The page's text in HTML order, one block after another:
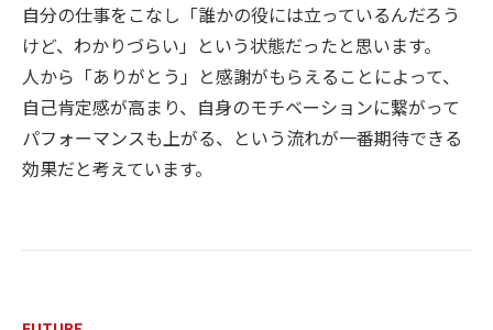
自分の仕事をこなし「誰かの役には立っているんだろう
けど、わかりづらい」という状態だったと思います。
人から「ありがとう」と感謝がもらえることによって、
自己肯定感が高まり、自身のモチベーションに繋がって
パフォーマンスも上がる、という流れが一番期待できる
効果だと考えています。